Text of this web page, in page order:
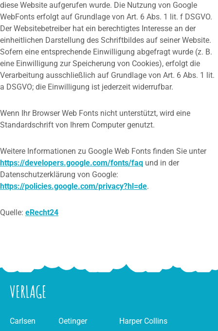
diese Website aufgerufen wurde. Die Nutzung von Google
WebFonts erfolgt auf Grundlage von Art. 6 Abs. 1 lit. f DSGVO.
Der Websitebetreiber hat ein berechtigtes Interesse an der
einheitlichen Darstellung des Schriftbildes auf seiner Website.
Sofern eine entsprechende Einwilligung abgefragt wurde (z. B.
eine Einwilligung zur Speicherung von Cookies), erfolgt die
Verarbeitung ausschließlich auf Grundlage von Art. 6 Abs. 1 lit.
a DSGVO; die Einwilligung ist jederzeit widerrufbar.
Wenn Ihr Browser Web Fonts nicht unterstützt, wird eine
Standardschrift von Ihrem Computer genutzt.
Weitere Informationen zu Google Web Fonts finden Sie unter
https://developers.google.com/fonts/faq und in der
Datenschutzerklärung von Google:
https://policies.google.com/privacy?hl=de.
Quelle: eRecht24
VERLAGE
Carlsen Oetinger Harper Collins